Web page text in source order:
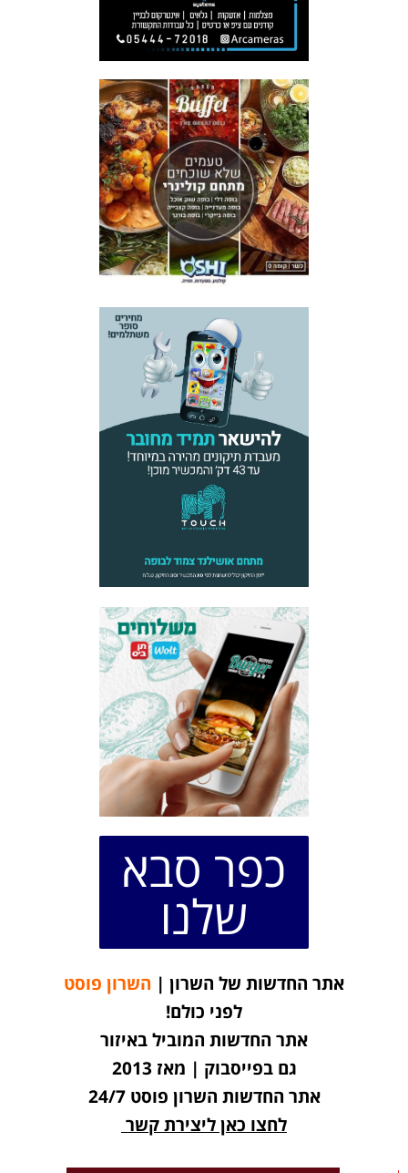
כפר סבא
שלנו
אתר החדשות של השרון | השרון פוסט
לפני כולם!
אתר החדשות המוביל באיזור
גם בפייסבוק | מאז 2013
אתר החדשות השרון פוסט 24/7
לחצו כאן ליצירת קשר